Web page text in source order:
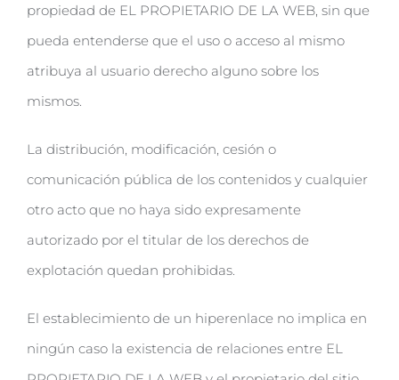
propiedad de EL PROPIETARIO DE LA WEB, sin que
pueda entenderse que el uso o acceso al mismo
atribuya al usuario derecho alguno sobre los
mismos.
La distribución, modificación, cesión o
comunicación pública de los contenidos y cualquier
otro acto que no haya sido expresamente
autorizado por el titular de los derechos de
explotación quedan prohibidas.
El establecimiento de un hiperenlace no implica en
ningún caso la existencia de relaciones entre EL